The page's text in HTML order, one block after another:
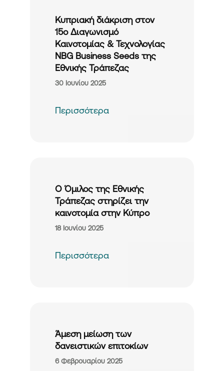
Κυπριακή διάκριση στον
15ο Διαγωνισμό
Καινοτομίας & Τεχνολογίας
NBG Business Seeds της
Εθνικής Τράπεζας
30 Ιουνίου 2025
Περισσότερα
Ο Όμιλος της Εθνικής
Τράπεζας στηρίζει την
καινοτομία στην Κύπρο
18 Ιουνίου 2025
Περισσότερα
Άμεση μείωση των
δανειστικών επιτοκίων
6 Φεβρουαρίου 2025